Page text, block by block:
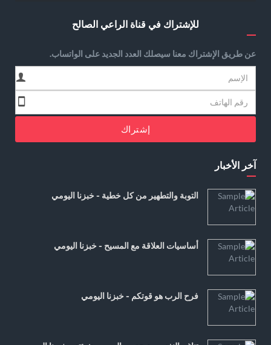
للإشتراك في قناة الراعي الصالح
عن طريق الإشتراك معنا سيصلك العدد الجديد على الواتساب.
إشتراك
آخر الأخبار
التوبة والتطهير من كل خطية - خبزنا اليومي
أساسيات العلاقة مع المسيح - خبزنا اليومي
فرح الرب هو قوتكم - خبزنا اليومي